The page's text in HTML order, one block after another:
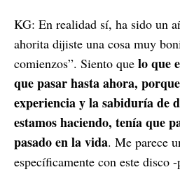
KG: En realidad sí, ha sido un
ahorita dijiste una cosa muy
comienzos”. Siento que lo que
que pasar hasta ahora,
experiencia y la sabiduría de
estamos haciendo, tenía que
pasado en la vida. Me parece
específicamente con este disco